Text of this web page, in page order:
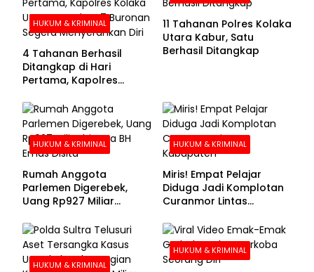
HUKUM & KRIMINAL
4 Tahanan Berhasil
Ditangkap di Hari
Pertama, Kapolres
Buronan Segera
Menyerahkan Diri
11 Tahanan Polres Kolaka
Utara Kabur, Satu
Berhasil Ditangkap
HUKUM & KRIMINAL
Rumah Anggota
Parlemen Digerebek,
Uang Rp927 Miliar
HUKUM & KRIMINAL
Miris! Empat Pelajar
Diduga Jadi Komplotan
Curanmor Lintas
HUKUM & KRIMINAL
HUKUM & KRIMINAL